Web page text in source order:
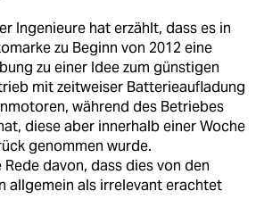
Ingenieure hat erzählt, dass es in
zu Beginn von 2012 eine
zu einer Idee zum günstigen
mit zeitweiser Batterieaufladung
während des Betriebes
diese aber innerhalb einer Woche
genommen wurde.
Rede davon, dass dies von den
allgemein als irrelevant erachtet